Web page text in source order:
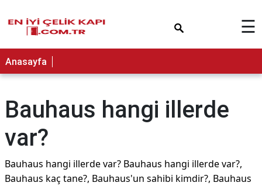
☰
Anasayfa
Bauhaus hangi illerde
var?
Bauhaus hangi illerde var? Bauhaus hangi illerde var?,
Bauhaus kaç tane?, Bauhaus'un sahibi kimdir?, Bauhaus